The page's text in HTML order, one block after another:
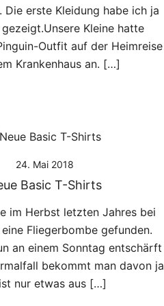
Die erste Kleidung habe ich ja
Kleine hatte
Outfit auf der Heimreise
Krankenhaus an. […]
24. Mai 2018
Basic T-Shirts
im Herbst letzten Jahres bei
Fliegerbombe gefunden.
an einem Sonntag entschärft
bekommt man davon ja
nur etwas aus […]